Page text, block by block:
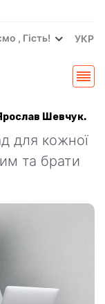
, Гість! УКР
Ярослав Шевчук.
для кожної
та брати